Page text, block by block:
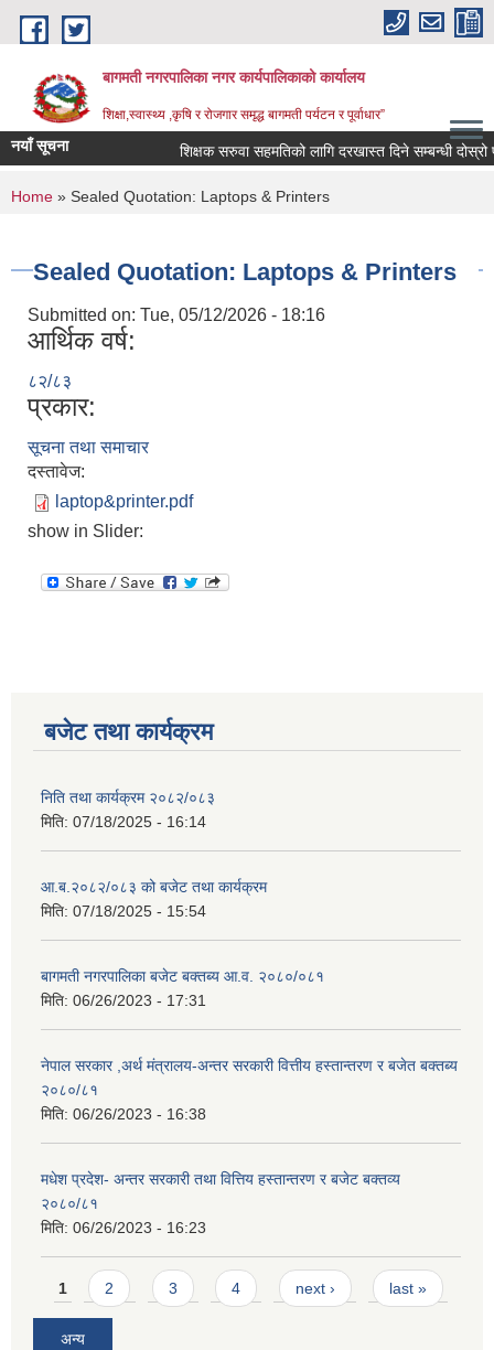
Skip to main content
बागमती नगरपालिका नगर कार्यपालिकाको कार्यालय
शिक्षा,स्वास्थ्य ,कृषि र रोजगार समृद्ध बागमती पर्यटन र पूर्वाधार”
नयाँ सूचना शिक्षक सरुवा सहमतिको लागि दरखास्त दिने सम्बन्धी
You are here
Home » Sealed Quotation: Laptops & Printers
Sealed Quotation: Laptops & Printers
Submitted on: Tue, 05/12/2026 - 18:16
आर्थिक वर्ष:
८२/८३
प्रकार:
सूचना तथा समाचार
दस्तावेज:
laptop&printer.pdf
show in Slider:
बजेट तथा कार्यक्रम
निति तथा कार्यक्रम २०८२/०८३
मिति: 07/18/2025 - 16:14
आ.ब.२०८२/०८३ को बजेट तथा कार्यक्रम
मिति: 07/18/2025 - 15:54
बागमती नगरपालिका बजेट बक्तब्य आ.व. २०८०/०८१
मिति: 06/26/2023 - 17:31
नेपाल सरकार ,अर्थ मंत्रालय-अन्तर सरकारी वित्तीय हस्तान्तरण र बजेत बक्तब्य
२०८०/८१
मिति: 06/26/2023 - 16:38
मधेश प्रदेश- अन्तर सरकारी तथा वित्तिय हस्तान्तरण र बजेट बक्तव्य
२०८०/८१
मिति: 06/26/2023 - 16:23
Pages
1 2 3 4 next › last »
अन्य